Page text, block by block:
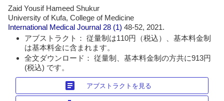
Zaid Yousif Hameed Shukur
University of Kufa, College of Medicine
International Medical Journal 28 (1)48-52, 2021.
アブストラクト： 従量制は110円（税込）、基本料金制
は基本料金に含まれます。
全文ダウンロード： 従量制、基本料金制の方共に913円
(税込) です。
article アブストラクトを見る